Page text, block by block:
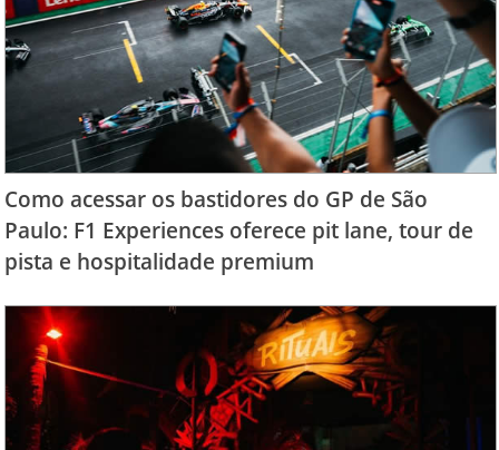
Como acessar os bastidores do GP de São
Paulo: F1 Experiences oferece pit lane, tour de
pista e hospitalidade premium